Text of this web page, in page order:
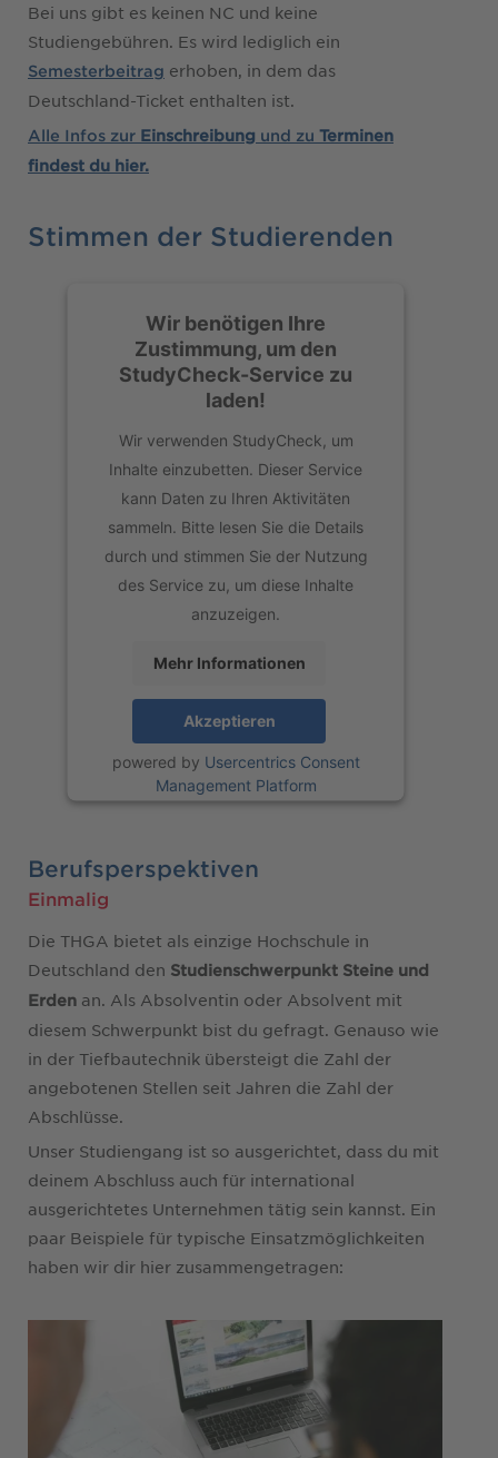
Bei uns gibt es keinen NC und keine
Studiengebühren. Es wird lediglich ein
Semesterbeitrag erhoben, in dem das
Deutschland-Ticket enthalten ist.
Alle Infos zur Einschreibung und zu Terminen
findest du hier.
Stimmen der Studierenden
Wir benötigen Ihre
Zustimmung, um den
StudyCheck-Service zu
laden!
Wir verwenden StudyCheck, um
Inhalte einzubetten. Dieser Service
kann Daten zu Ihren Aktivitäten
sammeln. Bitte lesen Sie die Details
durch und stimmen Sie der Nutzung
des Service zu, um diese Inhalte
anzuzeigen.
Mehr Informationen
Akzeptieren
powered by Usercentrics Consent
Management Platform
Berufsperspektiven
Einmalig
Die THGA bietet als einzige Hochschule in
Deutschland den Studienschwerpunkt Steine und
Erden an. Als Absolventin oder Absolvent mit
diesem Schwerpunkt bist du gefragt. Genauso wie
in der Tiefbautechnik übersteigt die Zahl der
angebotenen Stellen seit Jahren die Zahl der
Abschlüsse.
Unser Studiengang ist so ausgerichtet, dass du mit
deinem Abschluss auch für international
ausgerichtetes Unternehmen tätig sein kannst. Ein
paar Beispiele für typische Einsatzmöglichkeiten
haben wir dir hier zusammengetragen: